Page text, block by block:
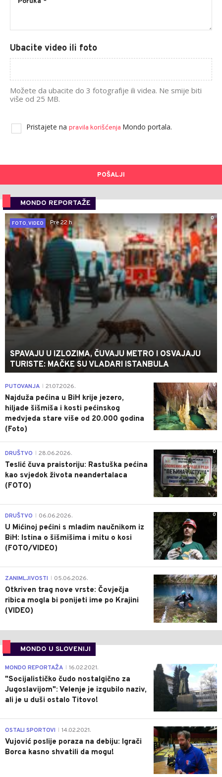
Ubacite video ili foto
Možete da ubacite do 3 fotografije ili videa. Ne smije biti
više od 25 MB.
Pristajete na pravila korišćenja Mondo portala.
POŠALJI
MONDO REPORTAŽE
0
FOTO, VIDEO
Pre 22 h
SPAVAJU U IZLOZIMA, ČUVAJU METRO I OSVAJAJU
TURISTE: MAČKE SU VLADARI ISTANBULA
0
PUTOVANJA 21.07.2026.
Najduža pećina u BiH krije jezero,
hiljade šišmiša i kosti pećinskog
medvjeda stare više od 20.000 godina
(Foto)
0
DRUŠTVO 28.06.2026.
Teslić čuva praistoriju: Rastuška pećina
kao svjedok života neandertalaca
(FOTO)
0
DRUŠTVO 06.06.2026.
U Mićinoj pećini s mladim naučnikom iz
BiH: Istina o šišmišima i mitu o kosi
(FOTO/VIDEO)
0
ZANIMLJIVOSTI 05.06.2026.
Otkriven trag nove vrste: Čovječja
ribica mogla bi ponijeti ime po Krajini
(VIDEO)
MONDO U SLOVENIJI
4
MONDO REPORTAŽA 16.02.2021.
"Socijalističko čudo nostalgično za
Jugoslavijom": Velenje je izgubilo naziv,
ali je u duši ostalo Titovo!
1
OSTALI SPORTOVI 14.02.2021.
Vujović poslije poraza na debiju: Igrači
Borca kasno shvatili da mogu!